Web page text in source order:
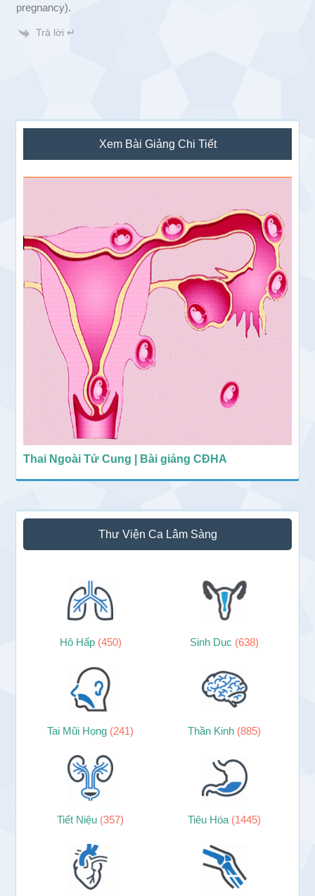
pregnancy).
Trả lời ↵
Sidebar
chính
Xem Bài Giảng Chi Tiết
Thai Ngoài Tử Cung | Bài giảng CĐHA
Thư Viện Ca Lâm Sàng
Hô Hấp (450) Sinh Dục (638)
Tai Mũi Họng (241) Thần Kinh (885)
Tiết Niệu (357) Tiêu Hóa (1445)